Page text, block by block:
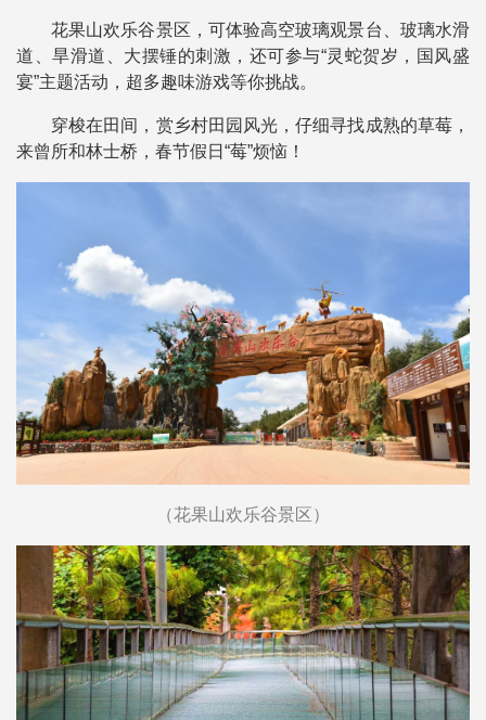
花果山欢乐谷景区，可体验高空玻璃观景台、玻璃水滑
道、旱滑道、大摆锤的刺激，还可参与“灵蛇贺岁，国风盛
宴”主题活动，超多趣味游戏等你挑战。
穿梭在田间，赏乡村田园风光，仔细寻找成熟的草莓，
来曾所和林士桥，春节假日“莓”烦恼！
（花果山欢乐谷景区）